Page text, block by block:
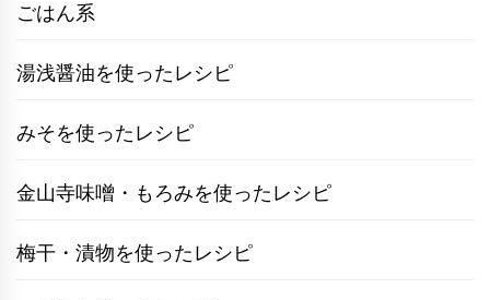
ごはん系
湯浅醤油を使ったレシピ
みそを使ったレシピ
金山寺味噌・もろみを使ったレシピ
梅干・漬物を使ったレシピ